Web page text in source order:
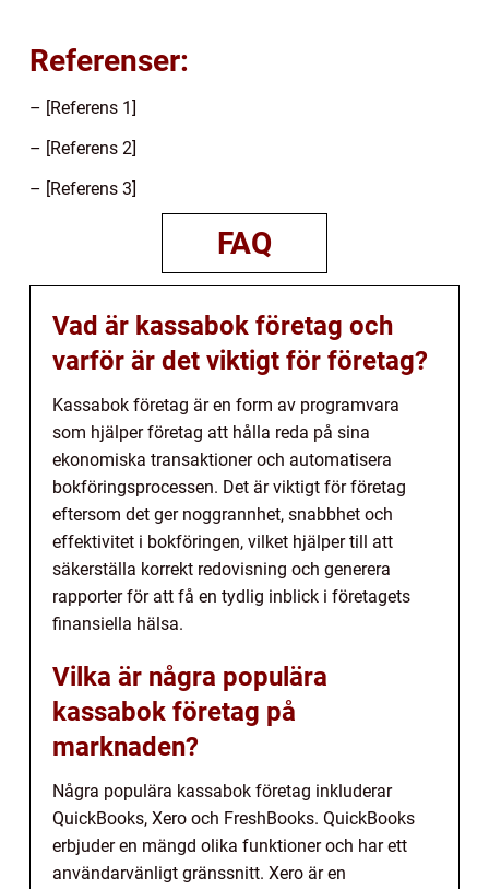
Referenser:
– [Referens 1]
– [Referens 2]
– [Referens 3]
FAQ
Vad är kassabok företag och
varför är det viktigt för företag?
Kassabok företag är en form av programvara
som hjälper företag att hålla reda på sina
ekonomiska transaktioner och automatisera
bokföringsprocessen. Det är viktigt för företag
eftersom det ger noggrannhet, snabbhet och
effektivitet i bokföringen, vilket hjälper till att
säkerställa korrekt redovisning och generera
rapporter för att få en tydlig inblick i företagets
finansiella hälsa.
Vilka är några populära
kassabok företag på
marknaden?
Några populära kassabok företag inkluderar
QuickBooks, Xero och FreshBooks. QuickBooks
erbjuder en mängd olika funktioner och har ett
användarvänligt gränssnitt. Xero är en